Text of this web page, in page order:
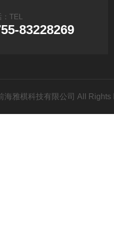
TEL
83228269
海雅棋科技有限公司 All